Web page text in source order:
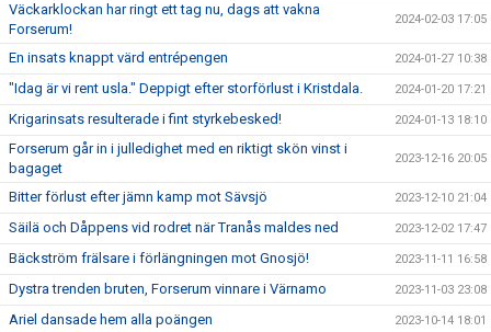
Väckarklockan har ringt ett tag nu, dags att vakna
Forserum!
2024-02-03 17:05
En insats knappt värd entrépengen 2024-01-27 10:38
"Idag är vi rent usla." Deppigt efter storförlust i Kristdala. 2024-01-20 17:21
Krigarinsats resulterade i fint styrkebesked! 2024-01-13 18:10
Forserum går in i julledighet med en riktigt skön vinst i
bagaget
2023-12-16 20:05
Bitter förlust efter jämn kamp mot Sävsjö 2023-12-10 21:04
Säilä och Dåppens vid rodret när Tranås maldes ned 2023-12-02 17:47
Bäckström frälsare i förlängningen mot Gnosjö! 2023-11-11 16:58
Dystra trenden bruten, Forserum vinnare i Värnamo 2023-11-03 23:08
Ariel dansade hem alla poängen 2023-10-14 18:01